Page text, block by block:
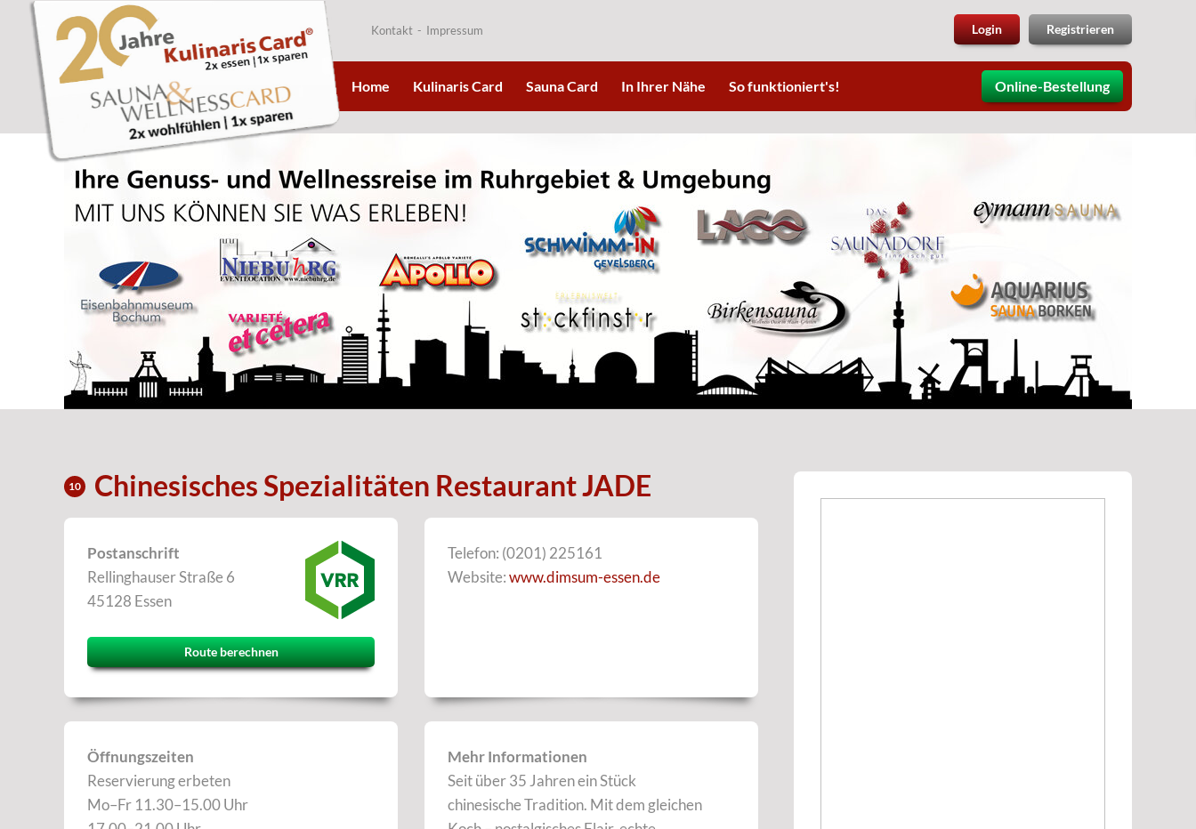
Login Registrieren
Kontakt Impressum
Online-Bestellung
Home Kulinaris Card Sauna Card In Ihrer Nähe So funktioniert's!
10 Chinesisches Spezialitäten Restaurant JADE
Postanschrift
Rellinghauser Straße 6
45128 Essen
Route berechnen
Telefon: (0201) 225161
Website:www.dimsum-essen.de
Öffnungszeiten
Reservierung erbeten
Mo–Fr 11.30–15.00 Uhr
Mehr Informationen
Seit über 35 Jahren ein Stück
chinesische Tradition. Mit dem gleichen